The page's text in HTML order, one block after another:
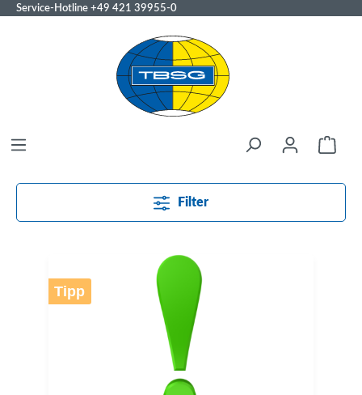
Service-Hotline +49 421 39955-0
Filter
Tipp